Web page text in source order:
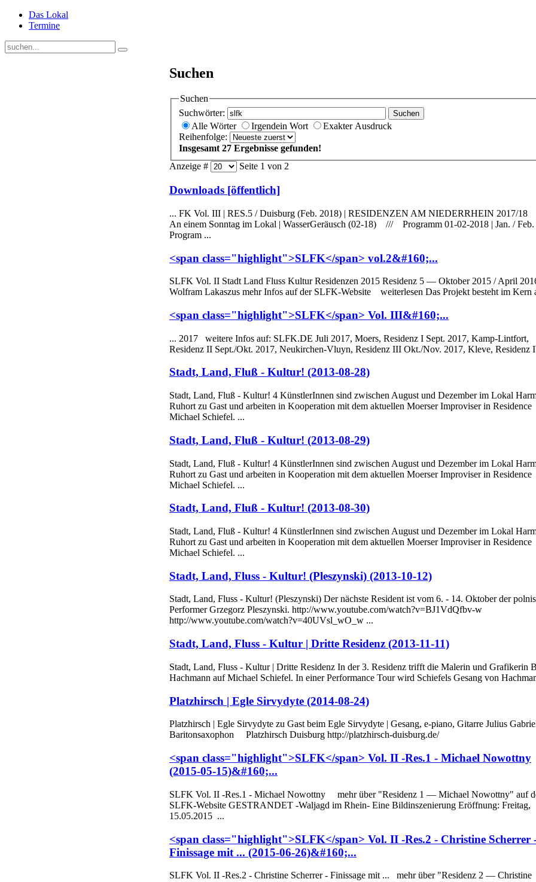
Das Lokal
Termine
Suchen
Suchen
Suchwörter:
Suchen
Alle Wörter Irgendein Wort
Exakter Ausdruck
Reihenfolge:
Insgesamt 27 Ergebnisse gefunden!
Anzeige #
Seite 1 von 2
Downloads [öffentlich]
... FK Vol. III | RES.5 / Duisburg (Feb. 2018) | RESIDENZEN AM NIEDERRHEIN 2017/
An einem Sonntag im Lokal | WasserGeräusch (02-18) /// Programm 01-02-2018 | Jan. / Feb.
Program ...
<span class="highlight">SLFK</span> vol.2&#160;...
SLFK Vol. II Stadt Land Fluss Kultur Residenzen 2015 Residenz 5 — Oktober 2015 / April
Wolfram Lakaszus mehr Infos auf der SLFK-Website weiterlesen Das Projekt besteht im Kern
<span class="highlight">SLFK</span> Vol. III&#160;...
... 2017 weitere Infos auf: SLFK.DE Juli 2017, Moers, Residenz I Sept. 2017, Kamp-Lintfort,
Residenz II Sept./Okt. 2017, Neukirchen-Vluyn, Residenz III Okt./Nov. 2017, Kleve, Residenz
Stadt, Land, Fluß - Kultur! (2013-08-28)
Stadt, Land, Fluß - Kultur! 4 KünstlerInnen sind zwischen August und Dezember im Lokal
Ruhort zu Gast und arbeiten in Kooperation mit dem aktuellen Moerser Improviser in Residence
Michael Schiefel. ...
Stadt, Land, Fluß - Kultur! (2013-08-29)
Stadt, Land, Fluß - Kultur! 4 KünstlerInnen sind zwischen August und Dezember im Lokal
Ruhort zu Gast und arbeiten in Kooperation mit dem aktuellen Moerser Improviser in Residence
Michael Schiefel. ...
Stadt, Land, Fluß - Kultur! (2013-08-30)
Stadt, Land, Fluß - Kultur! 4 KünstlerInnen sind zwischen August und Dezember im Lokal
Ruhort zu Gast und arbeiten in Kooperation mit dem aktuellen Moerser Improviser in Residence
Michael Schiefel. ...
Stadt, Land, Fluss - Kultur! (Pleszynski) (2013-10-12)
Stadt, Land, Fluss - Kultur! (Pleszynski) Der nächste Resident ist vom 6. - 14. Oktober der
Performer Grzegorz Pleszynski. http://www.youtube.com/watch?v=BJ1VdQfbv-w
http://www.youtube.com/watch?v=40UVsl_wO_w ...
Stadt, Land, Fluss - Kultur | Dritte Residenz (2013-11-11)
Stadt, Land, Fluss - Kultur | Dritte Residenz In der 3. Residenz trifft die Malerin und Grafikerin
Hachmann auf Michael Schiefel. In einer Performance Tour wird Schiefels Gesang von
Platzhirsch | Egle Sirvydyte (2014-08-24)
Platzhirsch | Egle Sirvydyte zu Gast beim Egle Sirvydyte | Gesang, e-piano, Gitarre Julius
Baritonsaxophon Platzhirsch Duisburg http://platzhirsch-duisburg.de/
<span class="highlight">SLFK</span> Vol. II -Res.1 - Michael Nowottny
(2015-05-15)&#160;...
SLFK Vol. II -Res.1 - Michael Nowottny mehr über "Residenz 1 — Michael Nowottny" auf
SLFK-Website GESTRANDET -Waljagd im Rhein- Eine Bildinszenierung Eröffnung: Freitag,
15.05.2015 ...
<span class="highlight">SLFK</span> Vol. II -Res.2 - Christine Scherrer
Finissage mit ... (2015-06-26)&#160;...
SLFK Vol. II -Res.2 - Christine Scherrer - Finissage mit ... mehr über "Residenz 2 — Christine